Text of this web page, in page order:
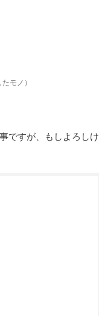
モノ）
ですが、もしよろしけ